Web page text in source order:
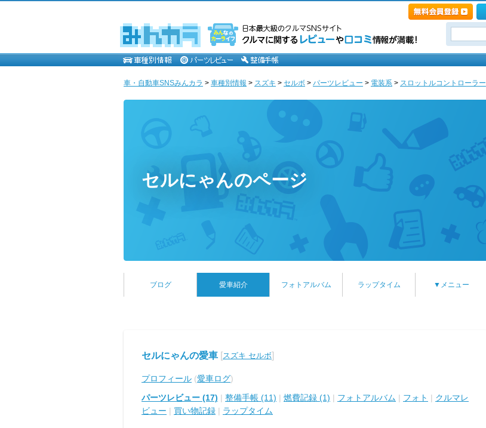
車・自動車SNSみんカラ > 車種別情報 > スズキ > セルボ > パーツレビュー > 電装系 > スロットルコントローラー
セルにゃんのページ
ブログ 愛車紹介 フォトアルバム ラップタイム ▼メニュー
セルにゃんの愛車 [スズキ セルボ]
プロフィール (愛車ログ)
パーツレビュー (17) | 整備手帳 (11) | 燃費記録 (1) | フォトアルバム | フォト | クルマレ
ビュー | 買い物記録 | ラップタイム